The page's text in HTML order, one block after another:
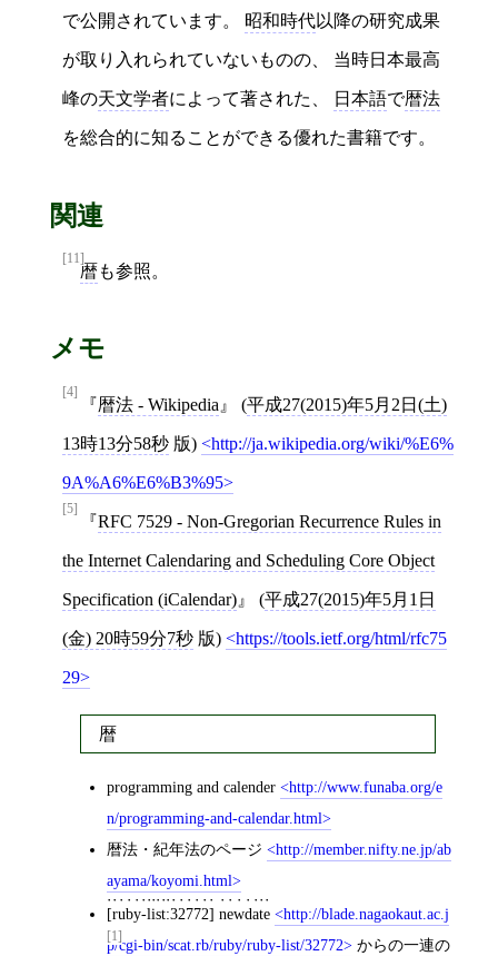
で公開されています。 昭和時代以降の研究成果
が取り入れられていないものの、 当時日本最高
峰の天文学者によって著された、 日本語で暦法
を総合的に知ることができる優れた書籍です。
関連
[11]
暦 も参照。
メモ
[4]
暦法 - Wikipedia (平成27(2015)年5月2日(土)
13時13分58秒 版) http://ja.wikipedia.org/wiki/%E6%
9A%A6%E6%B3%95
[5]
RFC 7529 - Non-Gregorian Recurrence Rules in
the Internet Calendaring and Scheduling Core Object
Specification (iCalendar) (平成27(2015)年5月1日
(金) 20時59分7秒 版) https://tools.ietf.org/html/rfc75
29
暦
programming and calender
http://www.funaba.org/e
n/programming-and-calendar.html
暦法・紀年法のページ
http://member.nifty.ne.jp/ab
ayama/koyomi.html
[1]
[ruby-list:32772] newdate
http://blade.nagaokaut.ac.j
p/cgi-bin/scat.rb/ruby/ruby-list/32772
からの一連の